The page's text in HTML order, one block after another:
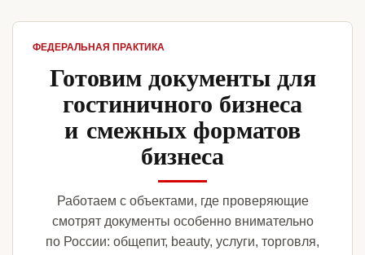
ФЕДЕРАЛЬНАЯ ПРАКТИКА
Готовим документы для
гостиничного бизнеса
и смежных форматов
бизнеса
Работаем с объектами, где проверяющие
смотрят документы особенно внимательно
по России: общепит, beauty, услуги, торговля,